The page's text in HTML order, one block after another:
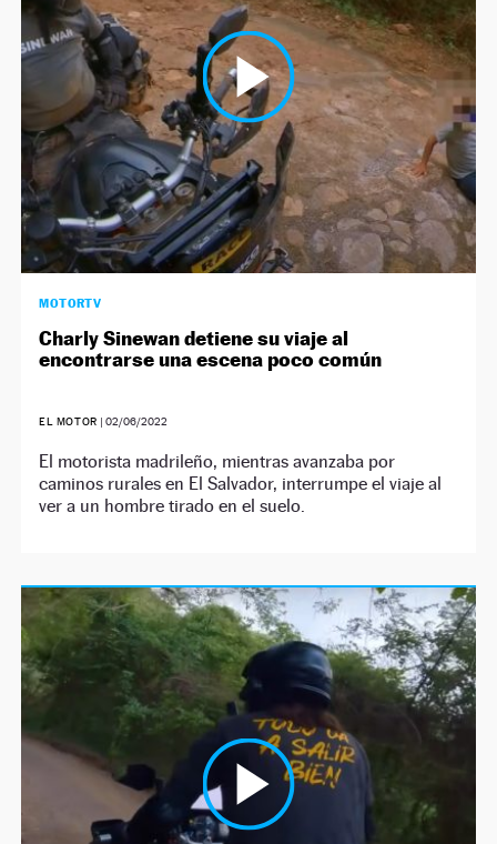
MOTORTV
Charly Sinewan detiene su viaje al
encontrarse una escena poco común
EL MOTOR | 02/06/2022
El motorista madrileño, mientras avanzaba por
caminos rurales en El Salvador, interrumpe el viaje al
ver a un hombre tirado en el suelo.